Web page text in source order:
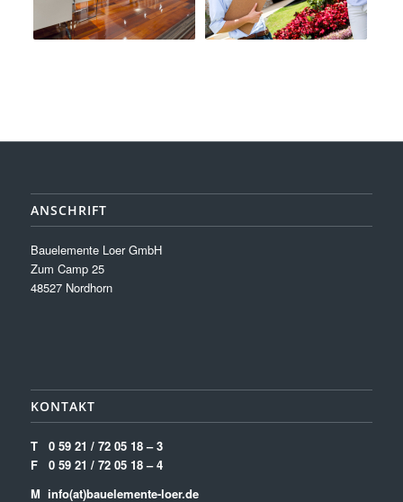
ANSCHRIFT
Bauelemente Loer GmbH
Zum Camp 25
48527 Nordhorn
KONTAKT
T 0 59 21 / 72 05 18 – 3
F0 59 21 / 72 05 18 – 4
M info(at)bauelemente-loer.de